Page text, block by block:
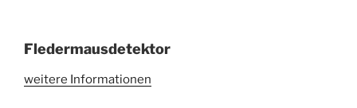
Fledermausdetektor
weitere Informationen